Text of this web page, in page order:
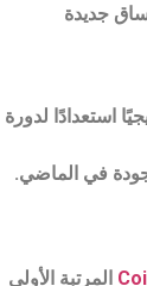
ساق جديدة
استعدادًا لدورة
في الماضي.
المرتبة الأولى